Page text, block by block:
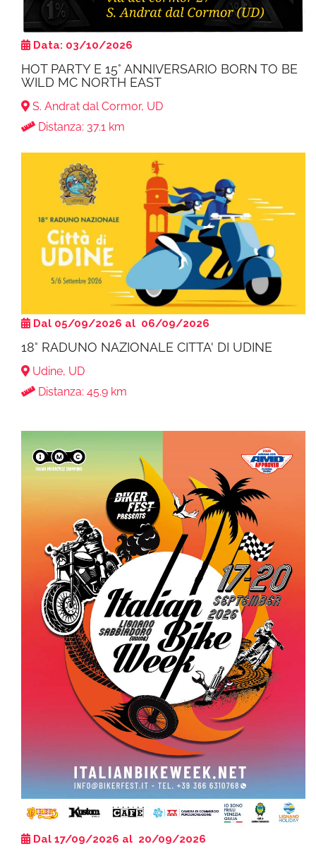
Data: 03/10/2026
HOT PARTY E 15° ANNIVERSARIO BORN TO BE
WILD MC NORTH EAST
S. Andrat dal Cormor, UD
Distanza: 37.1 km
Dal 05/09/2026 al 06/09/2026
18° RADUNO NAZIONALE CITTA' DI UDINE
Udine, UD
Distanza: 45.9 km
Dal 17/09/2026 al 20/09/2026